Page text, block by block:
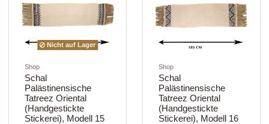
Nicht auf Lager
Shop
Schal
Palästinensische
Tatreez Oriental
(Handgestickte
Stickerei), Modell 15
Shop
Schal
Palästinensische
Tatreez Oriental
(Handgestickte
Stickerei), Modell 16